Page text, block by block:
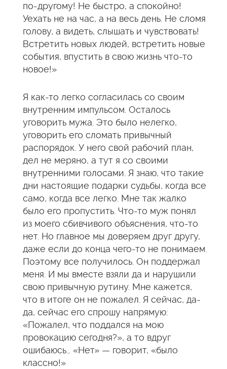
по-другому! Не быстро, а спокойно!
Уехать не на час, а на весь день. Не сломя
голову, а видеть, слышать и чувствовать!
Встретить новых людей, встретить новые
события, впустить в свою жизнь что-то
новое!»
Я как-то легко согласилась со своим
внутренним импульсом. Осталось
уговорить мужа. Это было нелегко,
уговорить его сломать привычный
распорядок. У него свой рабочий план,
дел не меряно, а тут я со своими
внутренними голосами. Я знаю, что такие
дни настоящие подарки судьбы, когда все
само, когда все легко. Мне так жалко
было его пропустить. Что-то муж понял
из моего сбивчивого объяснения, что-то
нет. Но главное мы доверяем друг другу,
даже если до конца чего-то не понимаем.
Поэтому все получилось. Он поддержал
меня. И мы вместе взяли да и нарушили
свою привычную рутину. Мне кажется,
что в итоге он не пожалел. Я сейчас, да-
да, сейчас его спрошу напрямую:
«Пожалел, что поддался на мою
провокацию сегодня?», а то вдруг
ошибаюсь… «Нет» — говорит, «было
классно!»